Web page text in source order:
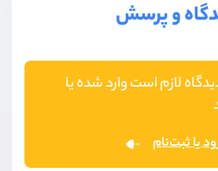
و پرسش
لازم است وارد شده یا
یا ثبت‌نام